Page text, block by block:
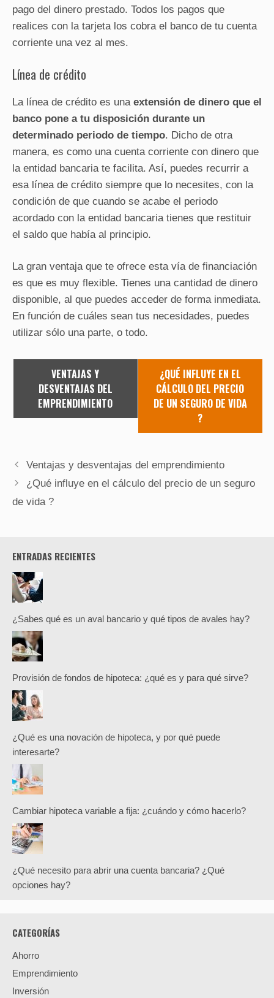
pago del dinero prestado. Todos los pagos que
realices con la tarjeta los cobra el banco de tu cuenta
corriente una vez al mes.
Línea de crédito
La línea de crédito es una extensión de dinero que el
banco pone a tu disposición durante un
determinado periodo de tiempo. Dicho de otra
manera, es como una cuenta corriente con dinero que
la entidad bancaria te facilita. Así, puedes recurrir a
esa línea de crédito siempre que lo necesites, con la
condición de que cuando se acabe el periodo
acordado con la entidad bancaria tienes que restituir
el saldo que había al principio.
La gran ventaja que te ofrece esta vía de financiación
es que es muy flexible. Tienes una cantidad de dinero
disponible, al que puedes acceder de forma inmediata.
En función de cuáles sean tus necesidades, puedes
utilizar sólo una parte, o todo.
VENTAJAS Y
DESVENTAJAS DEL
EMPRENDIMIENTO
¿QUÉ INFLUYE EN EL
CÁLCULO DEL PRECIO
DE UN SEGURO DE VIDA
?
Ventajas y desventajas del emprendimiento
¿Qué influye en el cálculo del precio de un seguro
de vida ?
ENTRADAS RECIENTES
¿Sabes qué es un aval bancario y qué tipos de avales hay?
Provisión de fondos de hipoteca: ¿qué es y para qué sirve?
¿Qué es una novación de hipoteca, y por qué puede
interesarte?
Cambiar hipoteca variable a fija: ¿cuándo y cómo hacerlo?
¿Qué necesito para abrir una cuenta bancaria? ¿Qué
opciones hay?
CATEGORÍAS
Ahorro
Emprendimiento
Inversión